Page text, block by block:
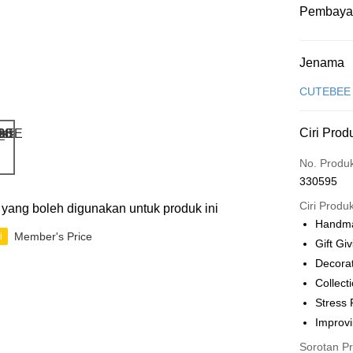
boleh digunakan untuk produk ini
Member's Price
Kaedah
Kad Kredit
Deskripsi
Leong
Touch 'n
GrabPay
Pilihan
Rumah
Rumah
Kedai
Jenama
CUTEBEE
Ciri
No.
330595
Ciri
Gift
Stress
Sorotan